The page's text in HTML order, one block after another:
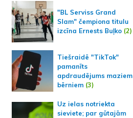
"BL Serviss Grand
Slam" čempiona titulu
izcīna Ernests Buļko (2)
Tiešraidē "TikTok"
pamanīts
apdraudējums maziem
bērniem (3)
Uz ielas notriekta
sieviete; par gūtajām